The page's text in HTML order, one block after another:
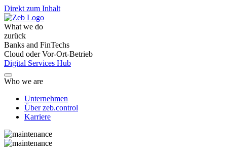
Direkt zum Inhalt
What we do
zurück
Banks and FinTechs
Cloud oder Vor-Ort-Betrieb
Digital Services Hub
Who we are
Unternehmen
Über zeb.control
Karriere